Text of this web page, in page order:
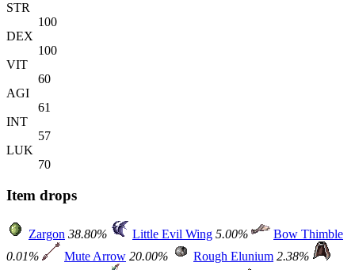
STR
100
DEX
100
VIT
60
AGI
61
INT
57
LUK
70
Item drops
Zargon 38.80% Little Evil Wing 5.00%
Bow Thimble
0.01%
Mute Arrow 20.00% Rough Elunium 2.38%